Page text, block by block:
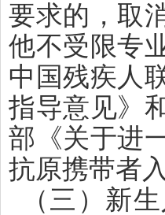
要求的，取
他不受限专
中国残疾人
指导意见》
部《关于进
抗原携带者
（三）新